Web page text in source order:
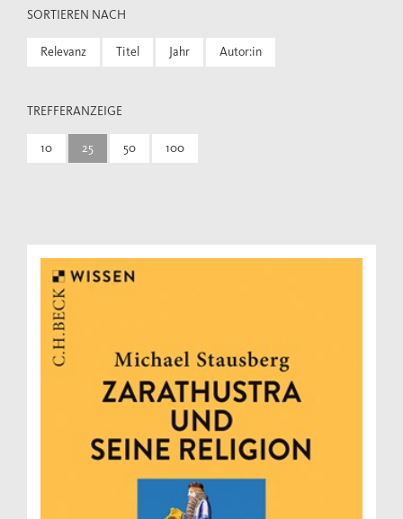
SORTIEREN NACH
Relevanz Titel Jahr Autor:in
TREFFERANZEIGE
10 25 50 100